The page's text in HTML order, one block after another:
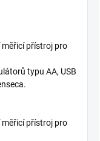
přístroj pro
typu AA, USB
přístroj pro